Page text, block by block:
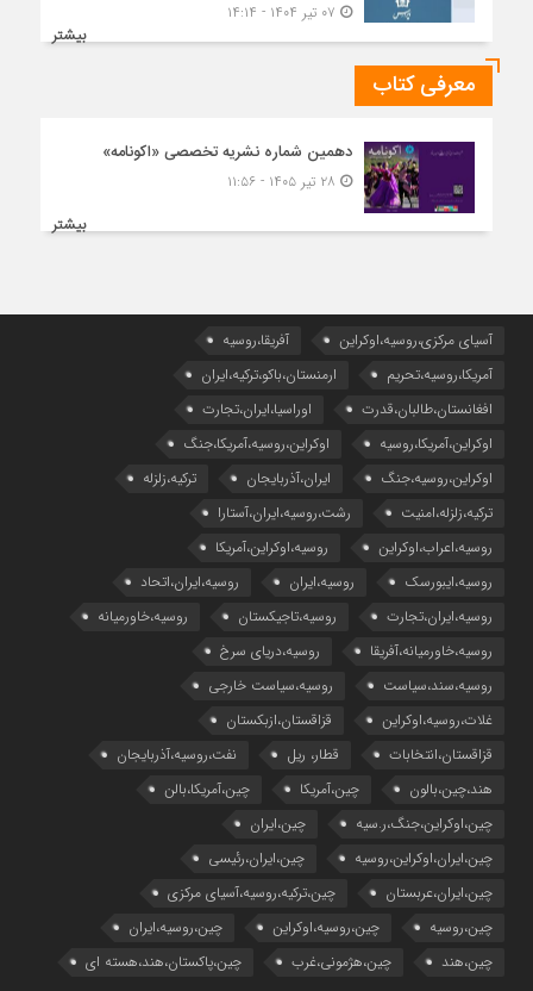
بیشتر
معرفی کتاب
دهمین شماره نشریه تخصصی «اکونامه»
بیشتر
آسیای مرکزی،روسیه،اوکراین
آفریقا،روسیه
آمریکا،روسیه،تحریم
ارمنستان،باکو،ترکیه،ایران
افغانستان،طالبان،قدرت
اوراسیا،ایران،تجارت
اوکراین،آمریکا،روسیه
اوکراین،روسیه،آمریکا،جنگ
اوکراین،روسیه،جنگ
ایران،آذربایجان
ترکیه،زلزله
ترکیه،زلزله،امنیت
رشت،روسیه،ایران،آستارا
روسیه،اعراب،اوکراین
روسیه،اوکراین،آمریکا
روسیه،ایبورسک
روسیه،ایران
روسیه،ایران،اتحاد
روسیه،ایران،تجارت
روسیه،تاجیکستان
روسیه،خاورمیانه
روسیه،خاورمیانه،آفریقا
روسیه،دریای سرخ
روسیه،سند،سیاست
روسیه،سیاست خارجی
غلات،روسیه،اوکراین
قزاقستان،ازبکستان
قزاقستان،انتخابات
قطار، ریل
نفت،روسیه،آذربایجان
هند،چین،بالون
چین،آمریکا
چین،آمریکا،بالن
چین،اوکراین،جنگ،ر.سیه
چین،ایران
چین،ایران،اوکراین،روسیه
چین،ایران،رئیسی
چین،ایران،عربستان
چین،ترکیه،روسیه،آسیای مرکزی
چین،روسیه
چین،روسیه،اوکراین
چین،روسیه،ایران
چین،هند
چین،هژمونی،غرب چین،پاکستان،هند،هسته ای